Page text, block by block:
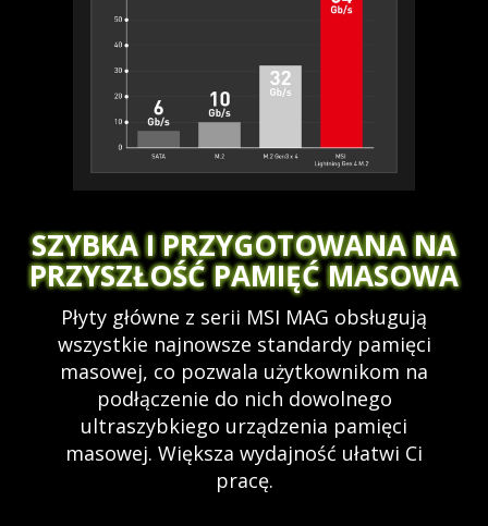
SZYBKA I PRZYGOTOWANA NA
PRZYSZŁOŚĆ PAMIĘĆ MASOWA
Płyty główne z serii MSI MAG obsługują
wszystkie najnowsze standardy pamięci
masowej, co pozwala użytkownikom na
podłączenie do nich dowolnego
ultraszybkiego urządzenia pamięci
masowej. Większa wydajność ułatwi Ci
pracę.